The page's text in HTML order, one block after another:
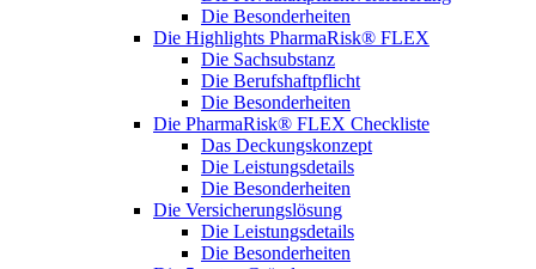
Die Besonderheiten
Die Highlights PharmaRisk® FLEX
Die Sachsubstanz
Die Berufshaftpflicht
Die Besonderheiten
Die PharmaRisk® FLEX Checkliste
Das Deckungskonzept
Die Leistungsdetails
Die Besonderheiten
Die Versicherungslösung
Die Leistungsdetails
Die Besonderheiten